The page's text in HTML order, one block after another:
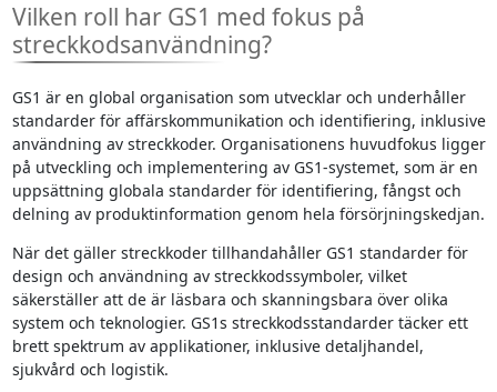
Vilken roll har GS1 med fokus på
streckkodsanvändning?
GS1 är en global organisation som utvecklar och underhåller
standarder för affärskommunikation och identifiering, inklusive
användning av streckkoder. Organisationens huvudfokus ligger
på utveckling och implementering av GS1-systemet, som är en
uppsättning globala standarder för identifiering, fångst och
delning av produktinformation genom hela försörjningskedjan.
När det gäller streckkoder tillhandahåller GS1 standarder för
design och användning av streckkodssymboler, vilket
säkerställer att de är läsbara och skanningsbara över olika
system och teknologier. GS1s streckkodsstandarder täcker ett
brett spektrum av applikationer, inklusive detaljhandel,
sjukvård och logistik.